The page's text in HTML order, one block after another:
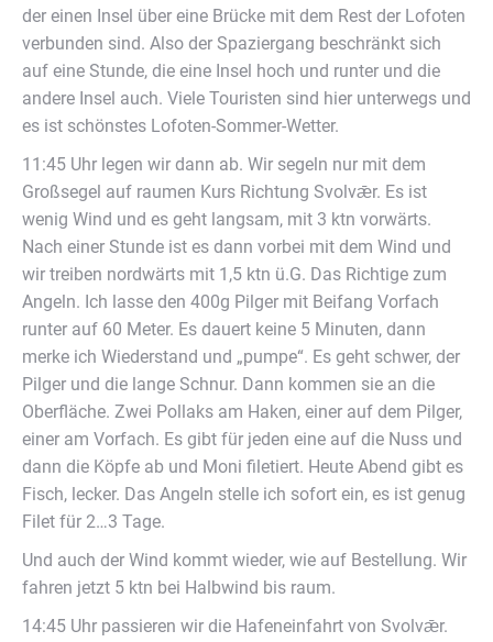
der einen Insel über eine Brücke mit dem Rest der Lofoten
verbunden sind. Also der Spaziergang beschränkt sich
auf eine Stunde, die eine Insel hoch und runter und die
andere Insel auch. Viele Touristen sind hier unterwegs und
es ist schönstes Lofoten-Sommer-Wetter.
11:45 Uhr legen wir dann ab. Wir segeln nur mit dem
Großsegel auf raumen Kurs Richtung Svolvǣr. Es ist
wenig Wind und es geht langsam, mit 3 ktn vorwärts.
Nach einer Stunde ist es dann vorbei mit dem Wind und
wir treiben nordwärts mit 1,5 ktn ü.G. Das Richtige zum
Angeln. Ich lasse den 400g Pilger mit Beifang Vorfach
runter auf 60 Meter. Es dauert keine 5 Minuten, dann
merke ich Wiederstand und „pumpe“. Es geht schwer, der
Pilger und die lange Schnur. Dann kommen sie an die
Oberfläche. Zwei Pollaks am Haken, einer auf dem Pilger,
einer am Vorfach. Es gibt für jeden eine auf die Nuss und
dann die Köpfe ab und Moni filetiert. Heute Abend gibt es
Fisch, lecker. Das Angeln stelle ich sofort ein, es ist genug
Filet für 2…3 Tage.
Und auch der Wind kommt wieder, wie auf Bestellung. Wir
fahren jetzt 5 ktn bei Halbwind bis raum.
14:45 Uhr passieren wir die Hafeneinfahrt von Svolvǣr.